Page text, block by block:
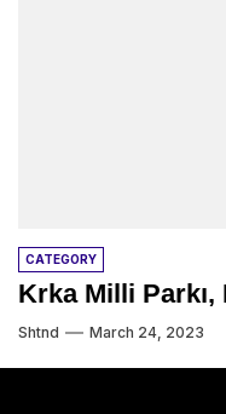
CATEGORY
Krka Milli Parkı,
Shtnd March 24, 2023